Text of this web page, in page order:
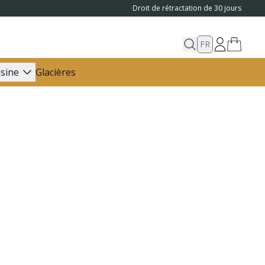
Droit de rétractation de 30 jours
FR
Glacières